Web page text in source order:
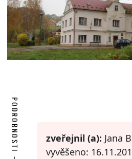
PODROBNOSTI zveřejnil (a): Jana
vyvěšeno: